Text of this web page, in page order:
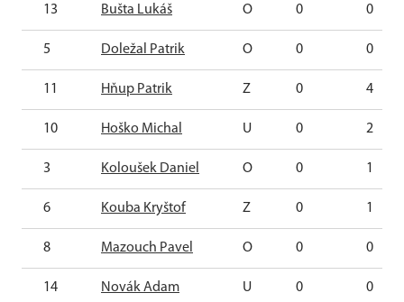
13 Bušta Lukáš O 0 0
5 Doležal Patrik O 0 0
11 Hňup Patrik Z 0 4
10 Hoško Michal U 0 2
3 Koloušek Daniel O 0 1
6 Kouba Kryštof Z 0 1
8 Mazouch Pavel O 0 0
14 Novák Adam U 0 0